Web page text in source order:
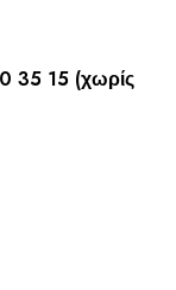
35 15 (χωρίς